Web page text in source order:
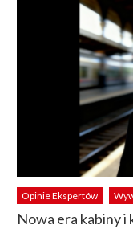
Opinie Ekspertów
Nowa era kabiny